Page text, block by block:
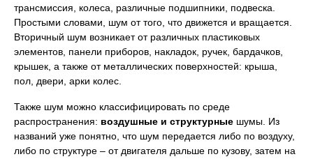
трансмиссия, колеса, различные подшипники, подвеска.
Простыми словами, шум от того, что движется и вращается.
Вторичный шум возникает от различных пластиковых
элементов, панели приборов, накладок, ручек, бардачков,
крышек, а также от металлических поверхностей: крыша,
пол, двери, арки колес.
Также шум можно классифицировать по среде
распространения: воздушные и структурные шумы. Из
названий уже понятно, что шум передается либо по воздуху,
либо по структуре – от двигателя дальше по кузову, затем на